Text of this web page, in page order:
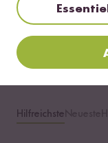
Hilfreichste